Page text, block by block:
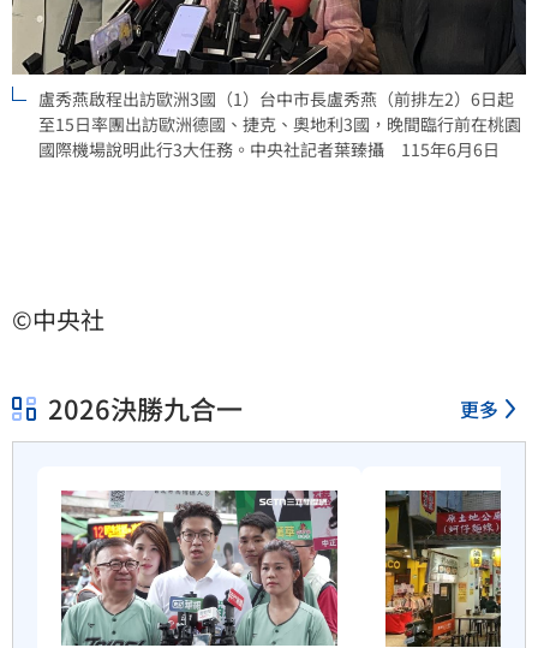
盧秀燕啟程出訪歐洲3國（1）台中市長盧秀燕（前排左2）6日起
至15日率團出訪歐洲德國、捷克、奧地利3國，晚間臨行前在桃園
國際機場說明此行3大任務。中央社記者葉臻攝 115年6月6日
©中央社
2026決勝九合一 更多